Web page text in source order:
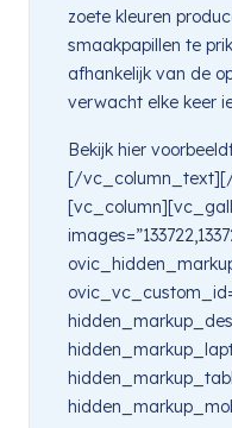
zoete kleuren
smaakpapillen te
afhankelijk van de
verwacht elke keer
Bekijk hier
[/